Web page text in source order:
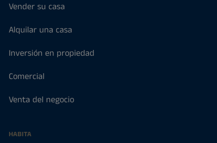
Vender su casa
Alquilar una casa
Inversión en propiedad
Comercial
Venta del negocio
HABITA